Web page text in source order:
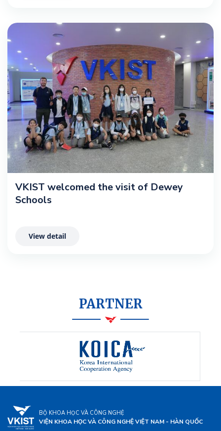
VKIST welcomed the visit of Dewey
Schools
View detail
PARTNER
BỘ KHOA HỌC VÀ CÔNG NGHỆ
VIỆN KHOA HỌC VÀ CÔNG NGHỆ VIỆT NAM - HÀN QUỐC